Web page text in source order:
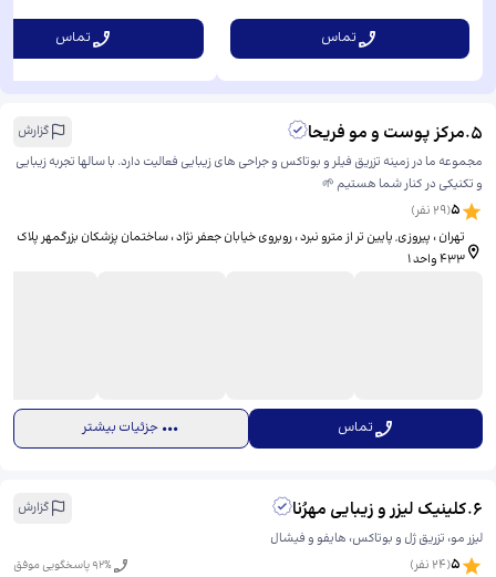
تماس تماس
5
.مرکز پوست و مو فریحا
گزارش
مجموعه ما در زمینه تزریق فیلر و بوتاکس و جراحی های زیبایی فعالیت دارد. با سالها تجربه زیبایی
و تکنیکی در کنار شما هستیم 🌱
5
(
29نفر)
تهران ، پیروزی, پایین تر از مترو نبرد ، روبروی خیابان جعفر نژاد ، ساختمان پزشکان بزرگمهر پلاک
۴۳۳ واحد ۱
تماس جزئیات بیشتر
6
.کلینیک لیزر و زیبایی مهرُنا
گزارش
لیزر مو، تزریق ژل و بوتاکس، هایفو و فیشال
5
(
24نفر) 92% پاسخگویی موفق